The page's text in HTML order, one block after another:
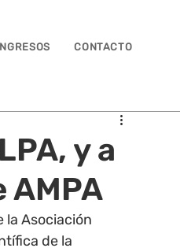
CONTACTO
y a
AMPA
la Asociación
de la